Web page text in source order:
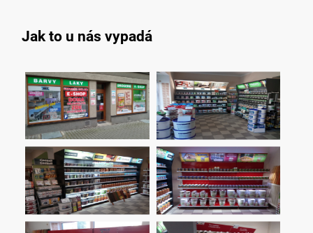
Jak to u nás vypadá